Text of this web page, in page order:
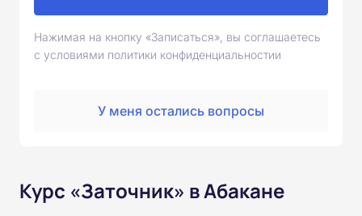
Нажимая на кнопку «Записаться», вы соглашаетесь
с условиями политики конфиденциальностии
У меня остались вопросы
Курс «Заточник» в Абакане